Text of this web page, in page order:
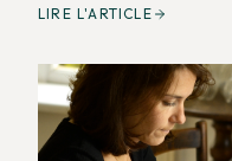
LIRE L'ARTICLE